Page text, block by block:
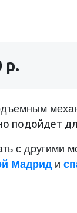
р.
подойдет
с другими
Мадрид и